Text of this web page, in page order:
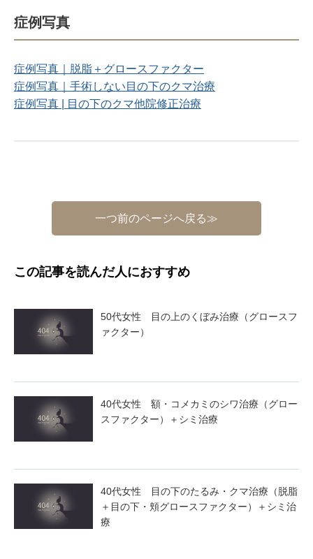
症例写真
症例写真｜脱脂＋グロースファクター
症例写真｜手術しない目の下のクマ治療
症例写真 | 目の下のクマ他院修正治療
一つ前のページへ戻る≫
この記事を読んだ人におすすめ
50代女性 目の上のくぼみ治療（グロースフ
ァクター）
40代女性 額・コメカミのシワ治療（グロー
スファクター）＋シミ治療
40代女性 目の下のたるみ・クマ治療（脱脂
＋目の下・頬グロースファクター）＋シミ治
療